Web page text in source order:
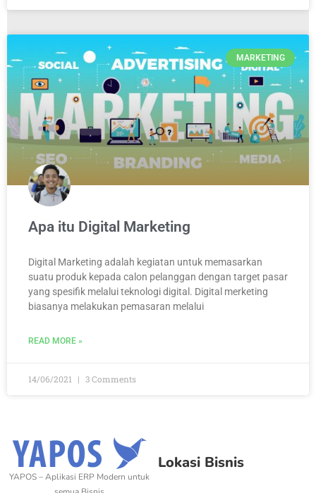
MARKETING
Apa itu Digital Marketing
Digital Marketing adalah kegiatan untuk memasarkan
suatu produk kepada calon pelanggan dengan target pasar
yang spesifik melalui teknologi digital. Digital merketing
biasanya melakukan pemasaran melalui
READ MORE »
14/06/2021 3 Comments
YAPOS – Aplikasi ERP Modern untuk
Lokasi Bisnis